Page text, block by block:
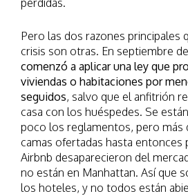
pérdidas.
Pero las dos razones principales
crisis son otras. En septiembre
comenzó a aplicar una ley que
viviendas o habitaciones por
seguidos, salvo que el anfitrión
casa con los huéspedes. Se
poco los reglamentos, pero más
camas ofertadas hasta entonces
Airbnb desaparecieron del
no están en Manhattan. Así que
los hoteles, y no todos están